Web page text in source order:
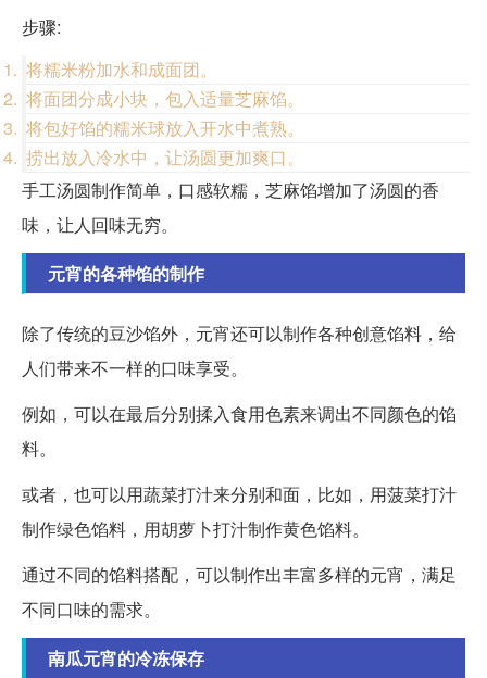
步骤:
将糯米粉加水和成面团。
将面团分成小块，包入适量芝麻馅。
将包好馅的糯米球放入开水中煮熟。
捞出放入冷水中，让汤圆更加爽口。
手工汤圆制作简单，口感软糯，芝麻馅增加了汤圆的香
味，让人回味无穷。
元宵的各种馅的制作
除了传统的豆沙馅外，元宵还可以制作各种创意馅料，给
人们带来不一样的口味享受。
例如，可以在最后分别揉入食用色素来调出不同颜色的馅
料。
或者，也可以用蔬菜打汁来分别和面，比如，用菠菜打汁
制作绿色馅料，用胡萝卜打汁制作黄色馅料。
通过不同的馅料搭配，可以制作出丰富多样的元宵，满足
不同口味的需求。
南瓜元宵的冷冻保存